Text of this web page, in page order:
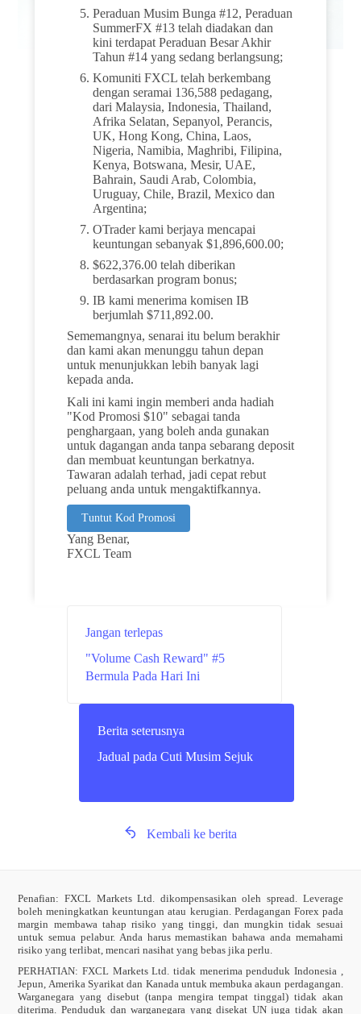
Peraduan Musim Bunga #12, Peraduan
SummerFX #13 telah diadakan dan
kini terdapat Peraduan Besar Akhir
Tahun #14 yang sedang berlangsung;
Komuniti FXCL telah berkembang
dengan seramai 136,588 pedagang,
dari Malaysia, Indonesia, Thailand,
Afrika Selatan, Sepanyol, Perancis,
UK, Hong Kong, China, Laos,
Nigeria, Namibia, Maghribi, Filipina,
Kenya, Botswana, Mesir, UAE,
Bahrain, Saudi Arab, Colombia,
Uruguay, Chile, Brazil, Mexico dan
Argentina;
OTrader kami berjaya mencapai
keuntungan sebanyak $1,896,600.00;
$622,376.00 telah diberikan
berdasarkan program bonus;
IB kami menerima komisen IB
berjumlah $711,892.00.
Sememangnya, senarai itu belum berakhir
dan kami akan menunggu tahun depan
untuk menunjukkan lebih banyak lagi
kepada anda.
Kali ini kami ingin memberi anda hadiah
"Kod Promosi $10" sebagai tanda
penghargaan, yang boleh anda gunakan
untuk dagangan anda tanpa sebarang deposit
dan membuat keuntungan berkatnya.
Tawaran adalah terhad, jadi cepat rebut
peluang anda untuk mengaktifkannya.
Tuntut Kod Promosi
Yang Benar,
FXCL Team
Jangan terlepas
"Volume Cash Reward" #5
Bermula Pada Hari Ini
Berita seterusnya
Jadual pada Cuti Musim Sejuk
Kembali ke berita
Penafian: FXCL Markets Ltd. dikompensasikan oleh spread. Leverage
boleh meningkatkan keuntungan atau kerugian. Perdagangan Forex pada
margin membawa tahap risiko yang tinggi, dan mungkin tidak sesuai
untuk semua pelabur. Anda harus memastikan bahawa anda memahami
risiko yang terlibat, mencari nasihat yang bebas jika perlu.
PERHATIAN: FXCL Markets Ltd. tidak menerima penduduk Indonesia ,
Jepun, Amerika Syarikat dan Kanada untuk membuka akaun perdagangan.
Warganegara yang disebut (tanpa mengira tempat tinggal) tidak akan
diterima. Penduduk dan warganegara yang disekat UN juga tidak akan